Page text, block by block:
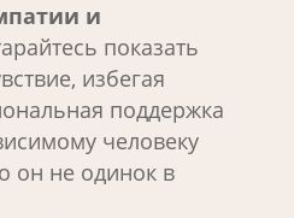
и
показать
избегая
поддержка
человеку
он не одинок в